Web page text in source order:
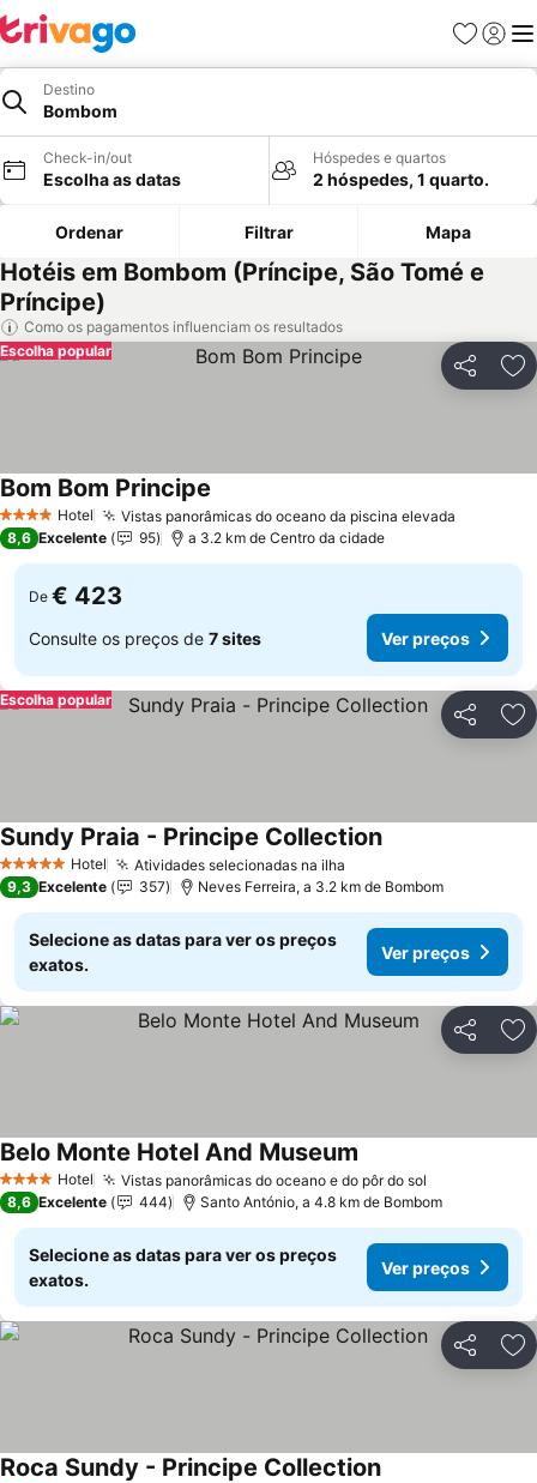
Favoritos
Iniciar
Destino
Bombom
Check-in/out
Escolha as datas
Hóspedes e quartos
2 hóspedes, 1 quarto.
Ordenar Filtrar Mapa
Hotéis em Bombom (Príncipe, São Tomé e
Príncipe)
Como os pagamentos influenciam os resultados
Partilhar
Escolha popular
4 EstrelasHotel Vistas panorâmicas do oceano da piscina elevada
Bom Bom Principe
8,6 Excelente 95 a 3.2 km de Centro da cidade
De € 423
Consulte os preços de 7 sites Ver preços
Partilhar
Escolha popular
5 Estrelas Hotel Atividades selecionadas na ilha
Sundy Praia - Principe Collection
9,3 Excelente 357 Neves Ferreira, a 3.2 km de Bombom
Selecione as datas para ver os preços
exatos.
Ver preços
Partilhar
4 EstrelasHotel Vistas panorâmicas do oceano e do pôr do sol
Belo Monte Hotel And Museum
8,6 Excelente 444 Santo António, a 4.8 km de Bombom
Selecione as datas para ver os preços
exatos.
Ver preços
Partilhar
Roca Sundy - Principe Collection